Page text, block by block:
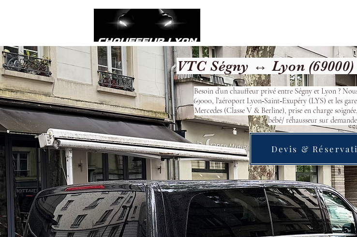
VTC Ségny ↔ Lyon
Besoin d’un chauffeur privé entre Ségny et Lyon ?
69000, l’aéroport Lyon‑Saint‑Exupéry (LYS) et les
Mercedes (Classe V & Berline), prise en charge
bébé/ réhausseur sur
Devis &